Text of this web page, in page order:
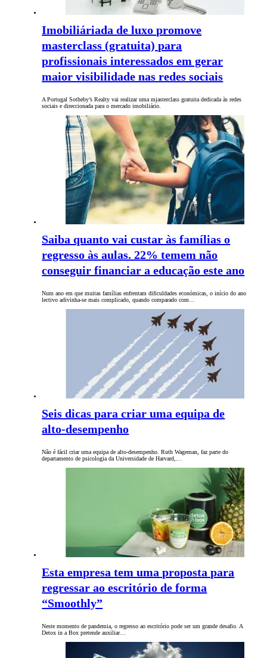
Imobiliáriada de luxo promove
masterclass (gratuita) para
profissionais interessados em gerar
maior visibilidade nas redes sociais
A Portugal Sotheby’s Realty vai realizar uma mjasterclass gratuita dedicada às redes
sociais e direccionada para o mercado imobiliário.
Saiba quanto vai custar às famílias o
regresso às aulas. 22% temem não
conseguir financiar a educação este ano
Num ano em que muitas famílias enfrentam dificuldades económicas, o início do ano
lectivo adivinha-se mais complicado, quando comparado com…
Seis dicas para criar uma equipa de
alto-desempenho
Não é fácil criar uma equipa de alto-desempenho. Ruth Wageman, faz parte do
departamento de psicologia da Universidade de Harvard,…
Esta empresa tem uma proposta para
regressar ao escritório de forma
“Smoothly”
Neste momento de pandemia, o regresso ao escritório pode ser um grande desafio. A
Detox in a Box pretende auxiliar…